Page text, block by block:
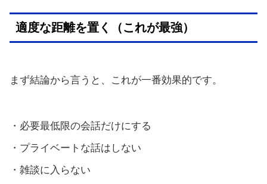
適度な距離を置く（これが最強）
まず結論から言うと、これが一番効果的です。
・必要最低限の会話だけにする
・プライベートな話はしない
・雑談に入らない